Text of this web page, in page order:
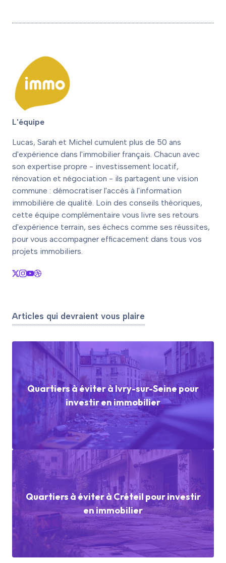
L'équipe
Lucas, Sarah et Michel cumulent plus de 50 ans
d'expérience dans l'immobilier français. Chacun avec
son expertise propre - investissement locatif,
rénovation et négociation - ils partagent une vision
commune : démocratiser l'accès à l'information
immobilière de qualité. Loin des conseils théoriques,
cette équipe complémentaire vous livre ses retours
d'expérience terrain, ses échecs comme ses réussites,
pour vous accompagner efficacement dans tous vos
projets immobiliers.
Articles qui devraient vous plaire
Quartiers à éviter à Ivry-sur-Seine pour
investir en immobilier
Quartiers à éviter à Créteil pour investir
en immobilier